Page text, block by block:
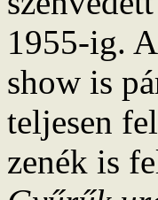
1955-ig.
show is
teljesen
zenék is